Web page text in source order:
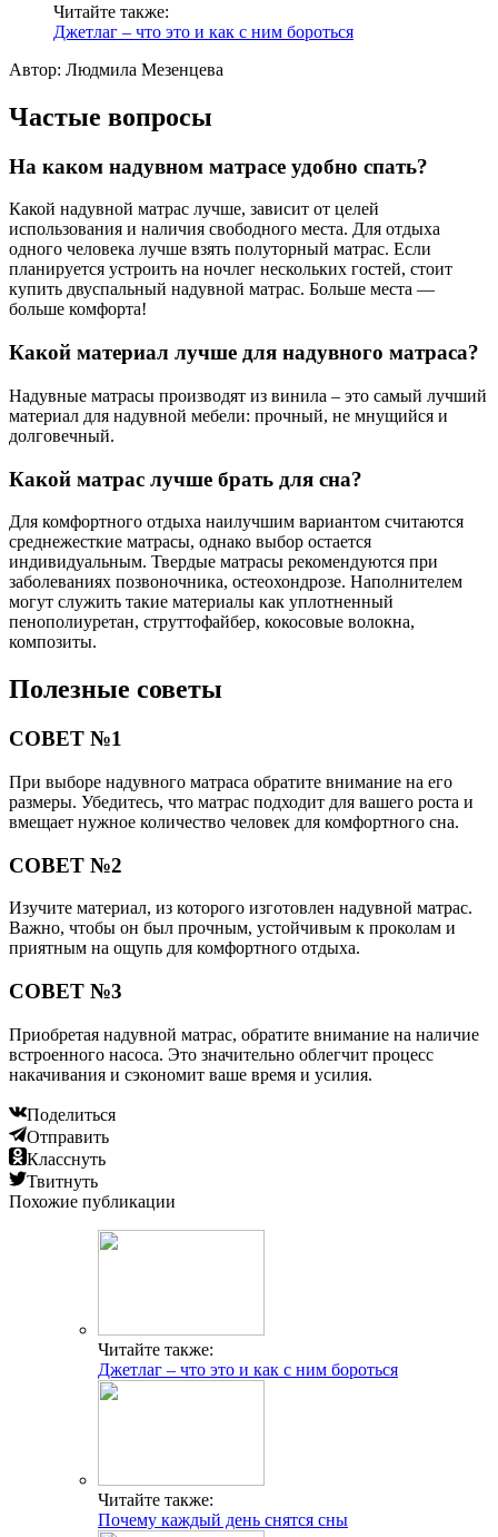
Читайте также:
Джетлаг – что это и как с ним бороться
Автор: Людмила Мезенцева
Частые вопросы
На каком надувном матрасе удобно спать?
Какой надувной матрас лучше, зависит от целей
использования и наличия свободного места. Для отдыха
одного человека лучше взять полуторный матрас. Если
планируется устроить на ночлег нескольких гостей, стоит
купить двуспальный надувной матрас. Больше места —
больше комфорта!
Какой материал лучше для надувного матраса?
Надувные матрасы производят из винила – это самый лучший
материал для надувной мебели: прочный, не мнущийся и
долговечный.
Какой матрас лучше брать для сна?
Для комфортного отдыха наилучшим вариантом считаются
среднежесткие матрасы, однако выбор остается
индивидуальным. Твердые матрасы рекомендуются при
заболеваниях позвоночника, остеохондрозе. Наполнителем
могут служить такие материалы как уплотненный
пенополиуретан, струттофайбер, кокосовые волокна,
композиты.
Полезные советы
СОВЕТ №1
При выборе надувного матраса обратите внимание на его
размеры. Убедитесь, что матрас подходит для вашего роста и
вмещает нужное количество человек для комфортного сна.
СОВЕТ №2
Изучите материал, из которого изготовлен надувной матрас.
Важно, чтобы он был прочным, устойчивым к проколам и
приятным на ощупь для комфортного отдыха.
СОВЕТ №3
Приобретая надувной матрас, обратите внимание на наличие
встроенного насоса. Это значительно облегчит процесс
накачивания и сэкономит ваше время и усилия.
Поделиться
Отправить
Класснуть
Твитнуть
Похожие публикации
Читайте также:
Джетлаг – что это и как с ним бороться
Читайте также:
Почему каждый день снятся сны